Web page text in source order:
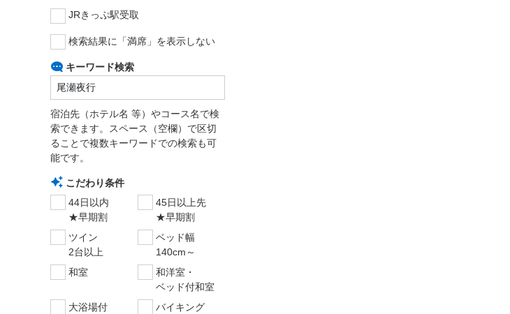
JRきっぷ駅受取
検索結果に「満席」を表示しない
キーワード検索
宿泊先（ホテル名 等）やコース名で検
索できます。スペース（空欄）で区切
ることで複数キーワードでの検索も可
能です。
こだわり条件
44日以内
★早期割
45日以上先
★早期割
ツイン
2台以上
ベッド幅
140cm～
和室
和洋室・
ベッド付和室
大浴場付
バイキング